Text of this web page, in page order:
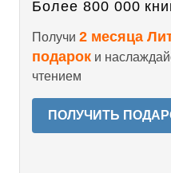
Более 800 000
Получи 2 месяца
подарок и
чтением
ПОЛУЧИТЬ